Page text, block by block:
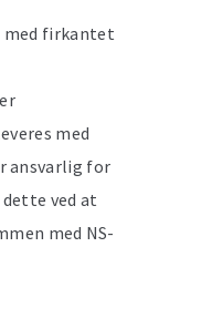
med firkantet
med
ansvarlig for
ved at
med NS-